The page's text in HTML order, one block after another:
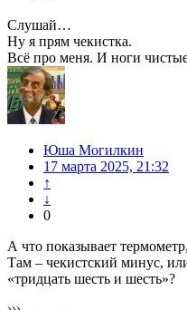
Слушай…
Ну я прям чекистка.
Всё про меня. И ноги
Юша Могилкин
17 марта 2025, 21:32
↑
↓
0
А что показывает
Там – чекистский минус,
«тридцать шесть и шесть»?